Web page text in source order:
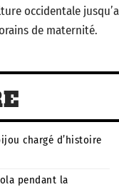
occidentale
de maternité.
chargé d’histoire
pendant la